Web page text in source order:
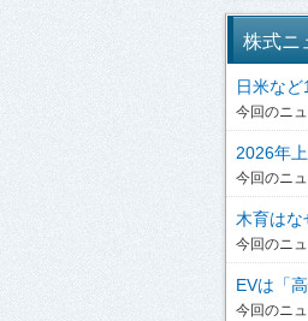
株式ニ
日米な
今回のニ
2026年
今回のニ
木育は
今回のニ
EVは「
今回のニ